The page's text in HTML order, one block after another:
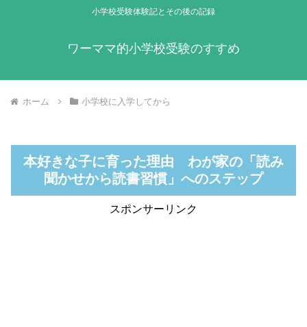
小学校受験体験記とその後の記録
ワーママ的小学校受験のすすめ
ホーム 小学校に入学してから
本好きな子に育った理由 わが家の「読み
聞かせから読書習慣」へのステップ
スポンサーリンク